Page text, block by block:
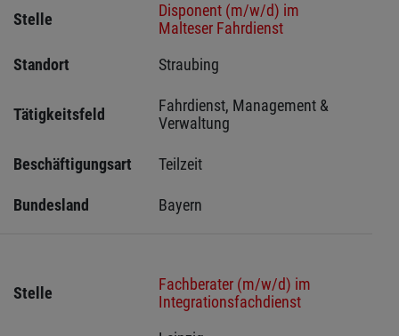
Stelle
Disponent (m/w/d) im
Malteser Fahrdienst
Standort
Straubing
Tätigkeitsfeld
Fahrdienst, Management &
Verwaltung
Beschäftigungsart Teilzeit
Bundesland Bayern
Stelle
Fachberater (m/w/d) im
Integrationsfachdienst